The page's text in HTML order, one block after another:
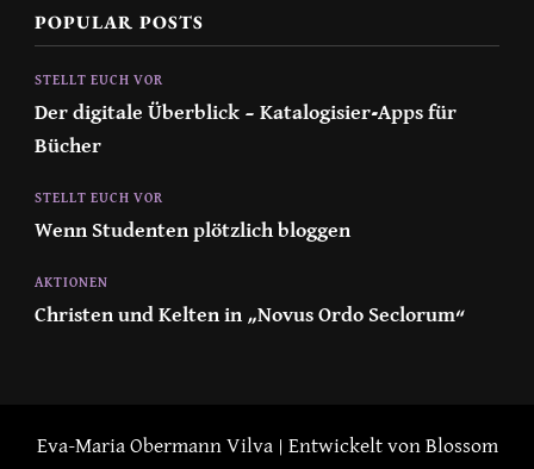
POPULAR POSTS
STELLT EUCH VOR
Der digitale Überblick – Katalogisier-Apps für
Bücher
STELLT EUCH VOR
Wenn Studenten plötzlich bloggen
AKTIONEN
Christen und Kelten in „Novus Ordo Seclorum“
Eva-Maria ObermannVilva | Entwickelt von Blossom